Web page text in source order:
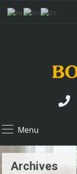
Menu
Archives